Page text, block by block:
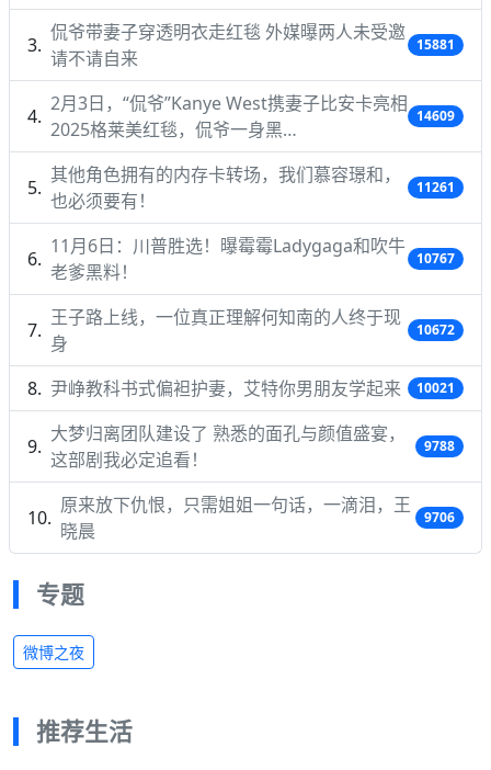
侃爷带妻子穿透明衣走红毯 外媒曝两人未受邀
请不请自来
15881
2月3日，“侃爷”Kanye West携妻子比安卡亮相
2025格莱美红毯，侃爷一身黑…
14609
其他角色拥有的内存卡转场，我们慕容璟和，
也必须要有！
11261
11月6日：川普胜选！曝霉霉Ladygaga和吹牛
老爹黑料！
10767
王子路上线，一位真正理解何知南的人终于现
身
10672
尹峥教科书式偏袒护妻，艾特你男朋友学起来 10021
大梦归离团队建设了 熟悉的面孔与颜值盛宴，
这部剧我必定追看！
9788
原来放下仇恨，只需姐姐一句话，一滴泪，王
晓晨
9706
专题
微博之夜
推荐生活